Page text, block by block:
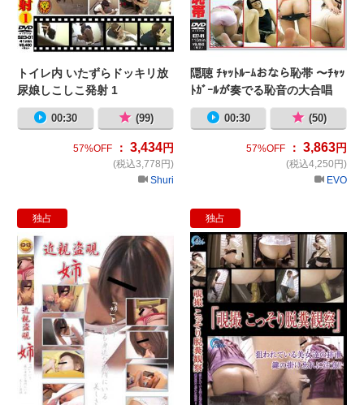
トイレ内 いたずらドッキリ放
尿娘しこしこ発射 1
00:30 (99)
57%OFF ： 3,434円
(税込3,778円)
Shuri
隠聴 ﾁｬｯﾄﾙｰﾑおなら恥帯 〜ﾁｬｯ
ﾄｶﾞｰﾙが奏でる恥音の大合唱
や!!〜
00:30 (50)
57%OFF： 3,863円
(税込4,250円)
EVO
独占
近親盗覗 姉 ｢姉」という最も身近
独占
『